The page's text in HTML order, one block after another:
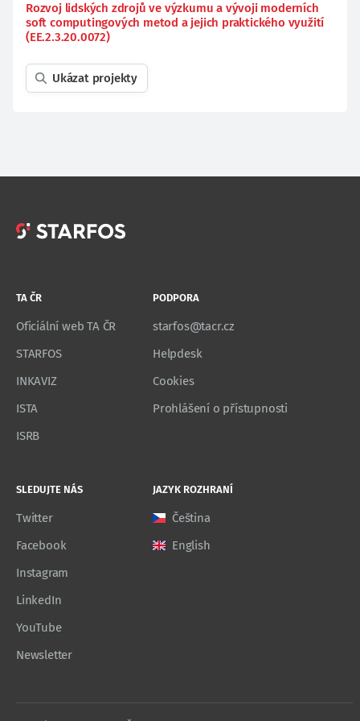
Rozvoj lidských zdrojů ve výzkumu a vývoji moderních
soft computingových metod a jejich praktického využití
(EE.2.3.20.0072)
Ukázat projekty
TA ČR
Oficiální web TA ČR
STARFOS
INKAVIZ
ISTA
ISRB
PODPORA
starfos@tacr.cz
Helpdesk
Cookies
Prohlášení o přístupnosti
SLEDUJTE NÁS
Twitter
Facebook
Instagram
LinkedIn
YouTube
Newsletter
JAZYK ROZHRANÍ
Čeština
English